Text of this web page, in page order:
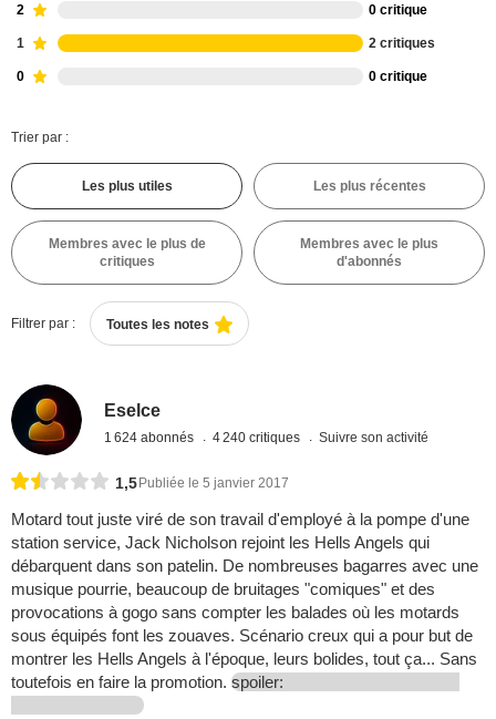
2 0 critique
1 2 critiques
0 0 critique
Trier par :
Les plus utiles Les plus récentes
Membres avec le plus de
critiques
Membres avec le plus
d'abonnés
Filtrer par : Toutes les notes
Eselce
1 624 abonnés 4 240 critiques Suivre son activité
1,5 Publiée le 5 janvier 2017
Motard tout juste viré de son travail d'employé à la pompe d'une
station service, Jack Nicholson rejoint les Hells Angels qui
débarquent dans son patelin. De nombreuses bagarres avec une
musique pourrie, beaucoup de bruitages "comiques" et des
provocations à gogo sans compter les balades où les motards
sous équipés font les zouaves. Scénario creux qui a pour but de
montrer les Hells Angels à l'époque, leurs bolides, tout ça... Sans
toutefois en faire la promotion. spoiler: